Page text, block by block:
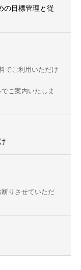
の目標管理と従
でご利用いただけ
ご案内いたしま
りさせていただ